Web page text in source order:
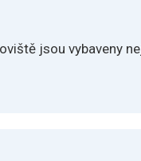
jsou vybaveny